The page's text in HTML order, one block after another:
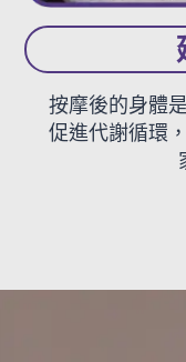
按摩後的身體
促進代謝循環